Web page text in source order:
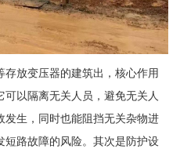
放变压器的建筑出，核心作用
以隔离无关人员，避免无关人
发生，同时也能阻挡无关杂物进
短路故障的风险。其次是防护设